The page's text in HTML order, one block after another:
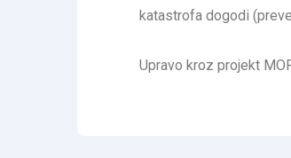
katastrofa dogodi
Upravo kroz projekt